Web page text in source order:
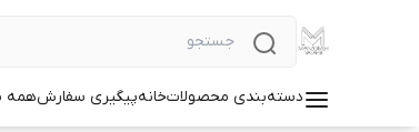
دسته‌بندی محصولاتخانهپیگیری سفارشهمه